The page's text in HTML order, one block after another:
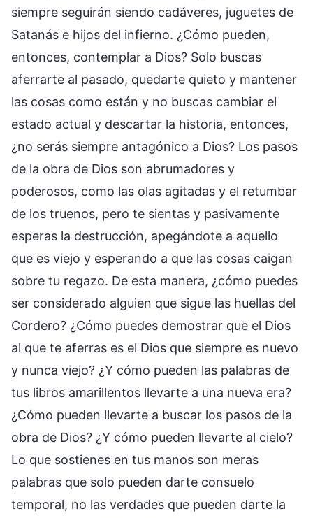
siempre seguirán siendo cadáveres, juguetes de
Satanás e hijos del infierno. ¿Cómo pueden,
entonces, contemplar a Dios? Solo buscas
aferrarte al pasado, quedarte quieto y mantener
las cosas como están y no buscas cambiar el
estado actual y descartar la historia, entonces,
¿no serás siempre antagónico a Dios? Los pasos
de la obra de Dios son abrumadores y
poderosos, como las olas agitadas y el retumbar
de los truenos, pero te sientas y pasivamente
esperas la destrucción, apegándote a aquello
que es viejo y esperando a que las cosas caigan
sobre tu regazo. De esta manera, ¿cómo puedes
ser considerado alguien que sigue las huellas del
Cordero? ¿Cómo puedes demostrar que el Dios
al que te aferras es el Dios que siempre es nuevo
y nunca viejo? ¿Y cómo pueden las palabras de
tus libros amarillentos llevarte a una nueva era?
¿Cómo pueden llevarte a buscar los pasos de la
obra de Dios? ¿Y cómo pueden llevarte al cielo?
Lo que sostienes en tus manos son meras
palabras que solo pueden darte consuelo
temporal, no las verdades que pueden darte la